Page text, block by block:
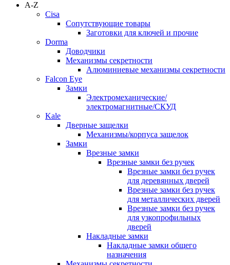
A-Z
Cisa
Сопутствующие товары
Заготовки для ключей и прочие
Dorma
Доводчики
Механизмы секретности
Алюминиевые механизмы секретности
Falcon Eye
Замки
Электромеханические/
электромагнитные/СКУД
Kale
Дверные защелки
Механизмы/корпуса защелок
Замки
Врезные замки
Врезные замки без ручек
Врезные замки без ручек
для деревянных дверей
Врезные замки без ручек
для металлических дверей
Врезные замки без ручек
для узкопрофильных
дверей
Накладные замки
Накладные замки общего
назначения